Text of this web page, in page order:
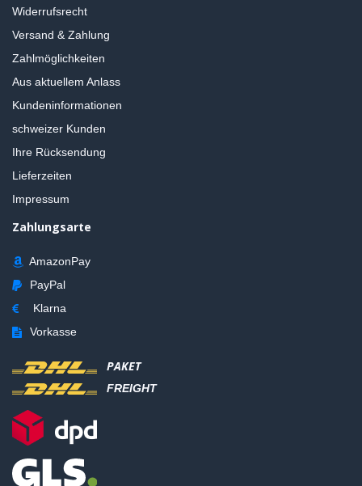
Widerrufsrecht
Versand & Zahlung
Zahlmöglichkeiten
Aus aktuellem Anlass
Kundeninformationen
schweizer Kunden
Ihre Rücksendung
Lieferzeiten
Impressum
Zahlungsarte
AmazonPay
PayPal
Klarna
Vorkasse
PAKET
FREIGHT